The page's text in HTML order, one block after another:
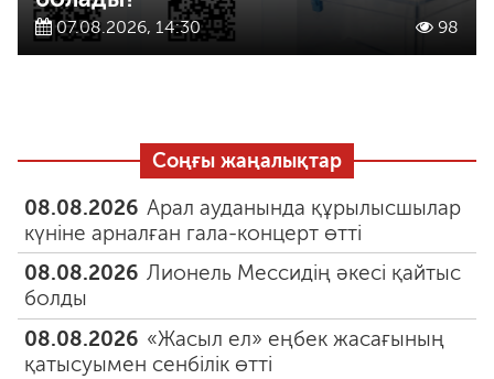
07.08.2026, 14:30 98
Соңғы жаңалықтар
08.08.2026 Арал ауданында құрылысшылар
күніне арналған гала-концерт өтті
08.08.2026 Лионель Мессидің әкесі қайтыс
болды
08.08.2026 «Жасыл ел» еңбек жасағының
қатысуымен сенбілік өтті